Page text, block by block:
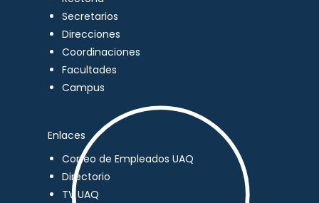
Secretarios
Direcciones
Coordinaciones
Facultades
Campus
Enlaces
Correo de Empleados UAQ
Directorio
TV UAQ